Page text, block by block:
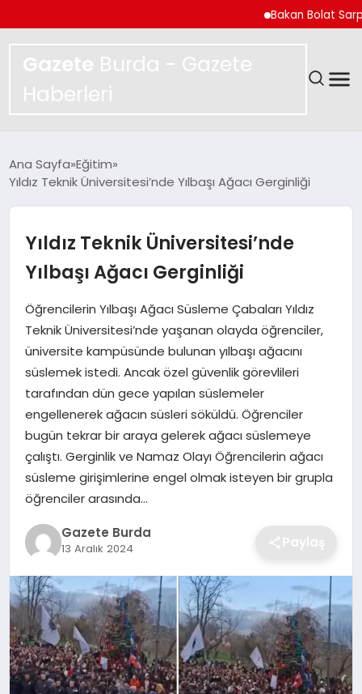
Bakan Bolat Sarp
Gazete Burda - Gazete
Haberleri
MAGAZIN
YAŞAM
EKONOMI
TEKNOLOJI
SAĞLIK
EĞITIM
DÜNYA
SIYASET
Ana Sayfa Eğitim
Yıldız Teknik Üniversitesi’nde Yılbaşı Ağacı Gerginliği
Yıldız Teknik Üniversitesi’nde
Yılbaşı Ağacı Gerginliği
Öğrencilerin Yılbaşı Ağacı Süsleme Çabaları Yıldız
Teknik Üniversitesi’nde yaşanan olayda öğrenciler,
üniversite kampüsünde bulunan yılbaşı ağacını
süslemek istedi. Ancak özel güvenlik görevlileri
tarafından dün gece yapılan süslemeler
engellenerek ağacın süsleri söküldü. Öğrenciler
bugün tekrar bir araya gelerek ağacı süslemeye
çalıştı. Gerginlik ve Namaz Olayı Öğrencilerin ağacı
süsleme girişimlerine engel olmak isteyen bir grupla
öğrenciler arasında…
Gazete Burda
13 Aralık 2024 Paylaş